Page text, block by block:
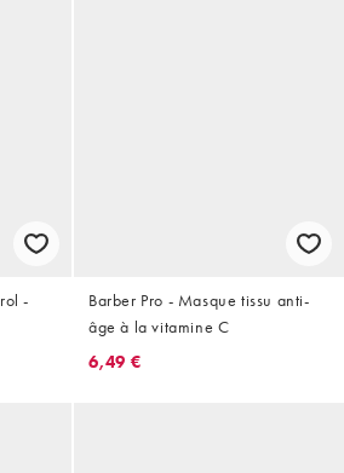
-
Barber Pro - Masque tissu anti-
âge à la vitamine C
6,49 €